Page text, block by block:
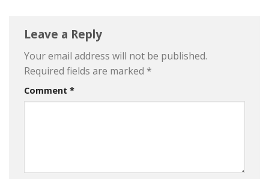
Leave a Reply
Your email address will not be published.
Required fields are marked *
Comment *